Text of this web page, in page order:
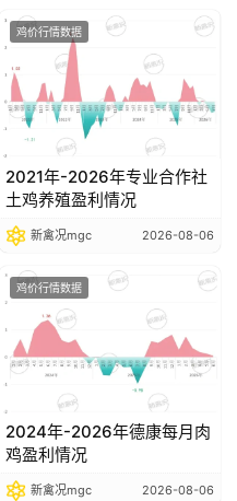
鸡价行情数据
2021年-2026年专业合作社
土鸡养殖盈利情况
新禽况mgc 2026-08-06
鸡价行情数据
2024年-2026年德康每月肉
鸡盈利情况
新禽况mgc 2026-08-06